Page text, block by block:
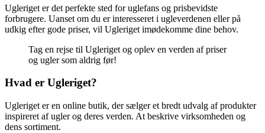
Ugleriget er det perfekte sted for uglefans og prisbevidste
forbrugere. Uanset om du er interesseret i ugleverdenen eller på
udkig efter gode priser, vil Ugleriget imødekomme dine behov.
Tag en rejse til Ugleriget og oplev en verden af priser
og ugler som aldrig før!
Hvad er Ugleriget?
Ugleriget er en online butik, der sælger et bredt udvalg af produkter
inspireret af ugler og deres verden. At beskrive virksomheden og
dens sortiment.